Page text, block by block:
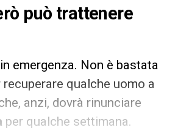
può trattenere
emergenza. Non è bastata
qualche uomo a
anzi, dovrà rinunciare
per qualche settimana.